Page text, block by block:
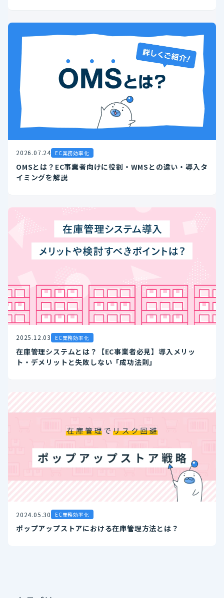
2026.07.24 EC業務効率化
OMSとは？EC事業者向けに役割・WMSとの違い・導入タ
イミングを解説
2025.12.03 EC業務効率化
在庫管理システムとは？【EC事業者必見】導入メリッ
ト・デメリットと失敗しない「成功法則」
2024.05.30 EC業務効率化
ポップアップストアにおける在庫管理方法とは？